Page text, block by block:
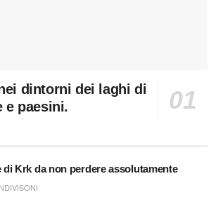
dintorni dei laghi di
e paesini.
di Krk da non perdere assolutamente